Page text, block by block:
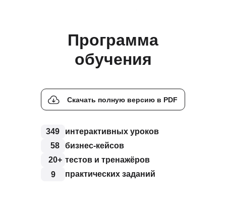
Программа
обучения
Скачать полную версию в PDF
349
интерактивных уроков
58
бизнес-кейсов
20+ тестов и тренажёров
9
практических заданий